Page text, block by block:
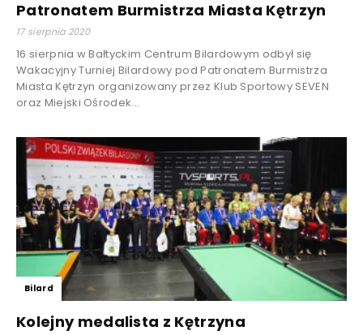
Patronatem Burmistrza Miasta Kętrzyn
17 sierpnia 2020
16 sierpnia w Bałtyckim Centrum Bilardowym odbył się
Wakacyjny Turniej Bilardowy pod Patronatem Burmistrza
Miasta Kętrzyn organizowany przez Klub Sportowy SEVEN
oraz Miejski Ośrodek...
Bilard
Kolejny medalista z Kętrzyna